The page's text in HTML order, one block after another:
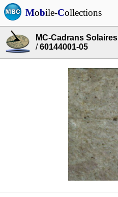
Mobile-Collections
MC-Cadrans Solaires
/60144001-05